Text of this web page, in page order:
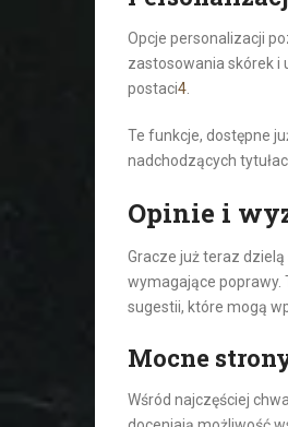
Opcje personalizacji
zastosowania skórek i
postaci4.
Te funkcje, dostępne
nadchodzących
Opinie i
Gracze już teraz
wymagające poprawy.
sugestii, które mogą
Mocne
Wśród najczęściej